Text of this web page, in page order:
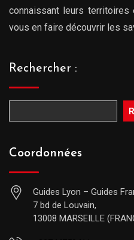
connaissant leurs
vous en faire découvrir les
Rechercher :
Coordonnées
Guides Lyon – Guides
7 bd de Louvain,
13008 MARSEILLE